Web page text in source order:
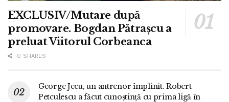
EXCLUSIV/Mutare după
promovare. Bogdan Pătrașcu a
preluat Viitorul Corbeanca
0 SHARES
George Jecu, un antrenor împlinit. Robert
Petculescu a făcut cunoștință cu prima ligă în